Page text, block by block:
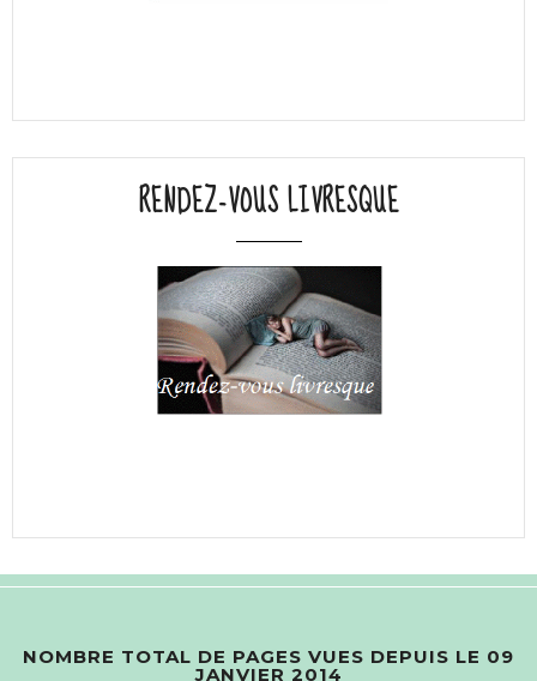
RENDEZ-VOUS LIVRESQUE
NOMBRE TOTAL DE PAGES VUES DEPUIS LE 09
JANVIER 2014